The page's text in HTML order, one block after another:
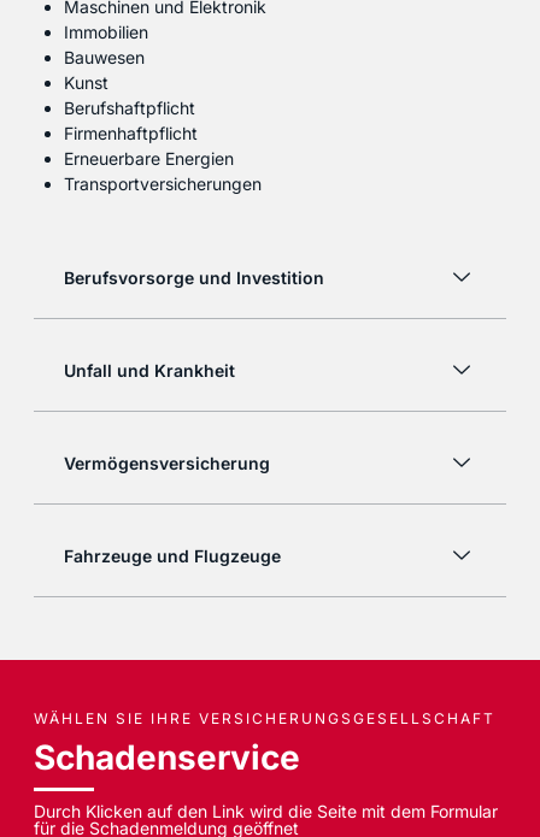
Maschinen und Elektronik
Immobilien
Bauwesen
Kunst
Berufshaftpflicht
Firmenhaftpflicht
Erneuerbare Energien
Transportversicherungen
Berufsvorsorge und Investition
Unfall und Krankheit
Vermögensversicherung
Fahrzeuge und Flugzeuge
WÄHLEN SIE IHRE VERSICHERUNGSGESELLSCHAFT
Schadenservice
Durch Klicken auf den Link wird die Seite mit dem Formular
für die Schadenmeldung geöffnet